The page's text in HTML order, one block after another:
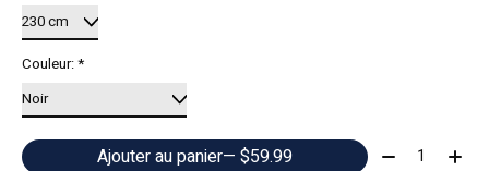
Couleur:*
Ajouter au panier — $59.99 Quantité: